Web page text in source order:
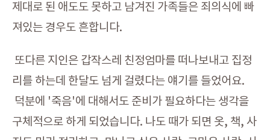
제대로 된 애도도 못하고 남겨진 가족들은 죄의식에 빠
져있는 경우도 흔합니다.
또다른 지인은 갑작스레 친정엄마를 떠나보내고 집정
리를 하는데 한달도 넘게 걸렸다는 얘기를 들었어요.
덕분에 '죽음'에 대해서도 준비가 필요하다는 생각을
구체적으로 하게 되었습니다. 나도 때가 되면 옷, 책, 사